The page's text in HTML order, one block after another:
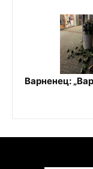
Варненец: